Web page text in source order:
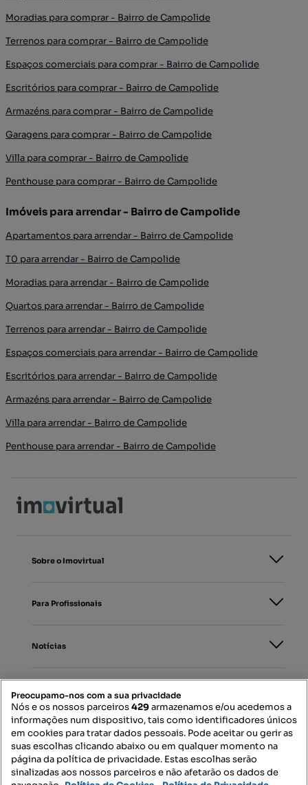
Moradias para comprar - Bairro de Campolide
Terrenos para comprar - Bairro de Campolide
Espaços comerciais para comprar - Bairro de Campolide
Escritórios para comprar - Bairro de Campolide
Armazéns para comprar - Bairro de Campolide
Garagens para comprar - Bairro de Campolide
Villa para comprar - Bairro de Campolide
Penthouse para comprar - Bairro de Campolide
Imóveis para arrendar - Bairro de Campolide
Apartamentos para arrendar - Bairro de Campolide
T0 para arrendar - Bairro de Campolide
Moradias para arrendar - Bairro de Campolide
Quartos para arrendar - Bairro de Campolide
Terrenos para arrendar - Bairro de Campolide
Espaços comerciais para arrendar - Bairro de Campolide
Escritórios para arrendar - Bairro de Campolide
Armazéns para arrendar - Bairro de Campolide
Villa para arrendar - Bairro de Campolide
Penthouse para arrendar - Bairro de Campolide
Sobre o Imovirtual
Para Profissionais
Notícias
Mapa do Site
Contacte-nos
Preocupamo-nos com a sua privacidade
Nós e os nossos parceiros429armazenamos e/ou acedemos a
informações num dispositivo, tais como identificadores únicos
em cookies para tratar dados pessoais. Pode aceitar ou gerir as
suas escolhas clicando abaixo ou em qualquer momento na
página da política de privacidade. Estas escolhas serão
sinalizadas aos nossos parceiros e não afetarão os dados de